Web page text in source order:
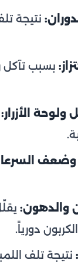
نتيجة
بسبب تآكل
الأزرار:
وضعف
والدهون:
دورياً.
نتيجة تلف